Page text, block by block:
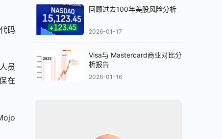
码
员
在
回顾过去100年美股风险分析
2026-01-17
Visa与 Mastercard商业对比分
析报告
2026-01-16